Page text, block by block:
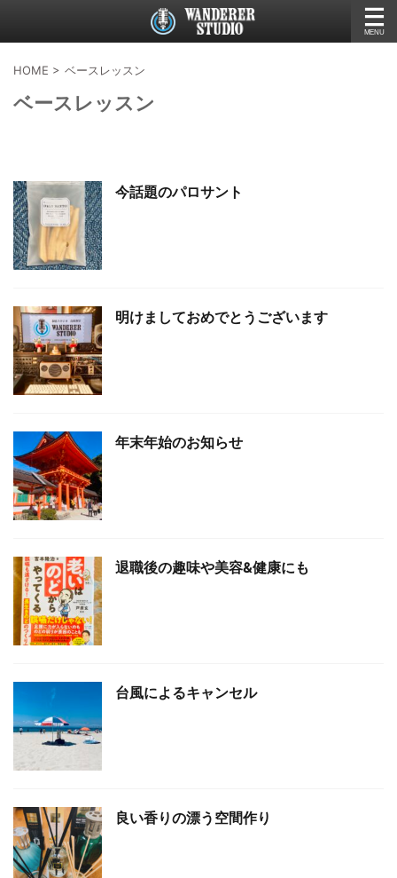
HOME > ベースレッスン
ベースレッスン
今話題のパロサント
明けましておめでとうございます
年末年始のお知らせ
退職後の趣味や美容&健康にも
台風によるキャンセル
良い香りの漂う空間作り